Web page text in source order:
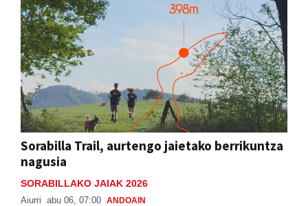
Sorabilla Trail, aurtengo jaietako berrikuntza
nagusia
SORABILLAKO JAIAK 2026
Aiurri abu 06, 07:00 ANDOAIN